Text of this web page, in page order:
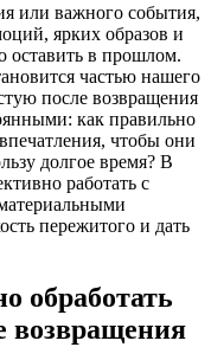
или важного события,
ярких образов и
оставить в прошлом.
частью нашего
после возвращения
как правильно
чтобы они
долгое время? В
работать с
пережитого и дать
обработать
возвращения